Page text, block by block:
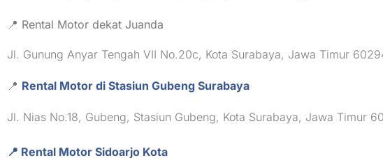
📍 Rental Motor dekat Juanda
Jl. Gunung Anyar Tengah VII No.20c, Kota Surabaya, Jawa Timur
📍 Rental Motor di Stasiun Gubeng Surabaya
Jl. Nias No.18, Gubeng, Stasiun Gubeng, Kota Surabaya, Jawa Timur
📍 Rental Motor Sidoarjo Kota